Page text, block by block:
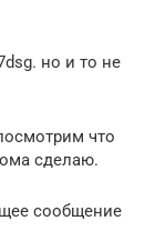
но и то не
что
сделаю.
сообщение